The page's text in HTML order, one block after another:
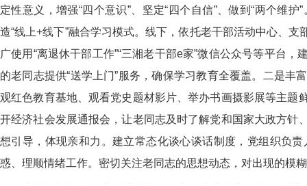
定性意义，增强“四个意识”、坚定“四个自信”、做到“两个维护”
造“线上+线下”融合学习模式。线下，依托老干部活动中心、
广使用“离退休干部工作”“三湘老干部e家”微信公众号等平台
的老同志提供“送学上门”服务，确保学习教育全覆盖。
二是丰
观红色教育基地、观看党史题材影片、举办书画摄影展等主
开经济社会发展通报会，让老同志及时了解党和国家大政方
想引导，体现亲和力。 建立常态化谈心谈话制度，党组织负
惑、理顺情绪工作。密切关注老同志的思想动态，对出现的模